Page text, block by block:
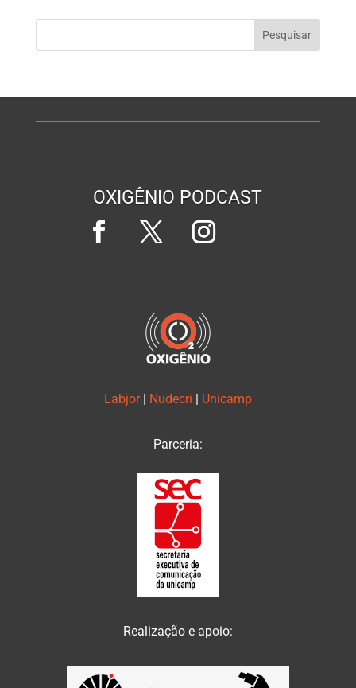
OXIGÊNIO PODCAST
Labjor Nudecri Unicamp
Parceria:
Realização e apoio: